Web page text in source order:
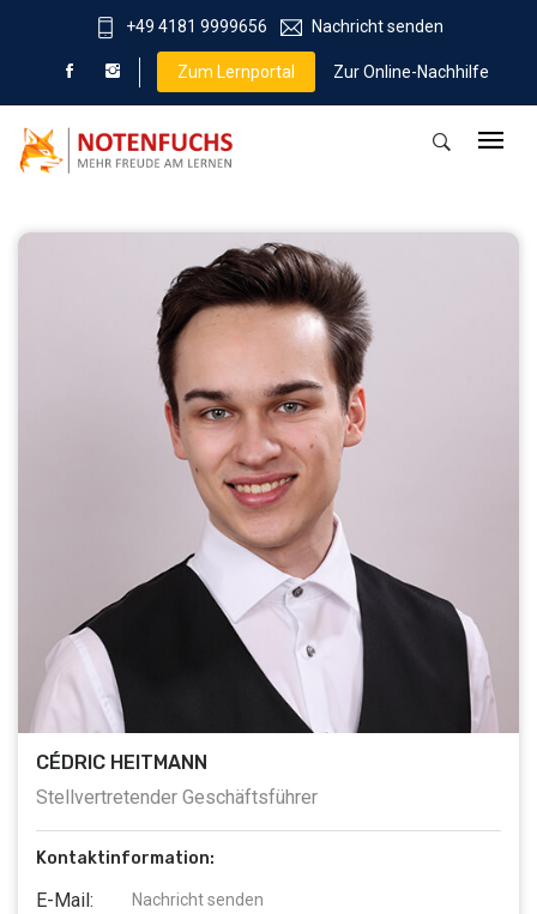
+49 4181 9999656 Nachricht senden
Zum Lernportal Zur Online-Nachhilfe
CÉDRIC HEITMANN
Stellvertretender Geschäftsführer
Kontaktinformation:
E-Mail: Nachricht senden